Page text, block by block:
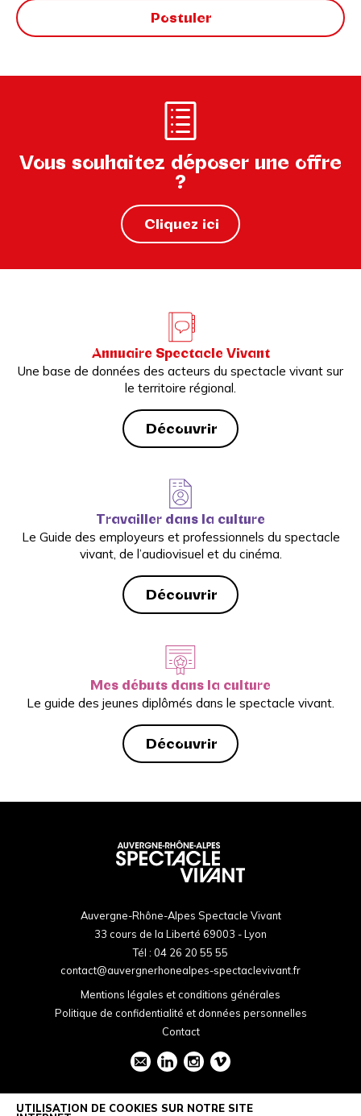
Postuler
Vous souhaitez déposer une offre
?
Cliquez ici
Annuaire Spectacle Vivant
Une base de données des acteurs du spectacle vivant sur
le territoire régional.
Découvrir
Travailler dans la culture
Le Guide des employeurs et professionnels du spectacle
vivant, de l’audiovisuel et du cinéma.
Découvrir
Mes débuts dans la culture
Le guide des jeunes diplômés dans le spectacle vivant.
Découvrir
Auvergne-Rhône-Alpes Spectacle Vivant
33 cours de la Liberté 69003 - Lyon
Tél : 04 26 20 55 55
contact@auvergnerhonealpes-spectaclevivant.fr
Mentions légales et conditions générales
Politique de confidentialité et données personnelles
Contact
UTILISATION DE COOKIES SUR NOTRE SITE